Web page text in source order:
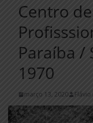
Centro
Paraíba /
1970
março 13, 2020